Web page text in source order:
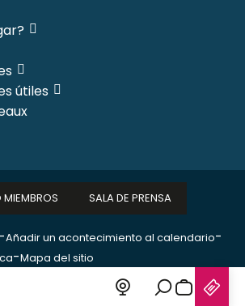
útiles
-Añadir un acontecimiento al calendario-
-Mapa del sitio
SALA DE PRENSA